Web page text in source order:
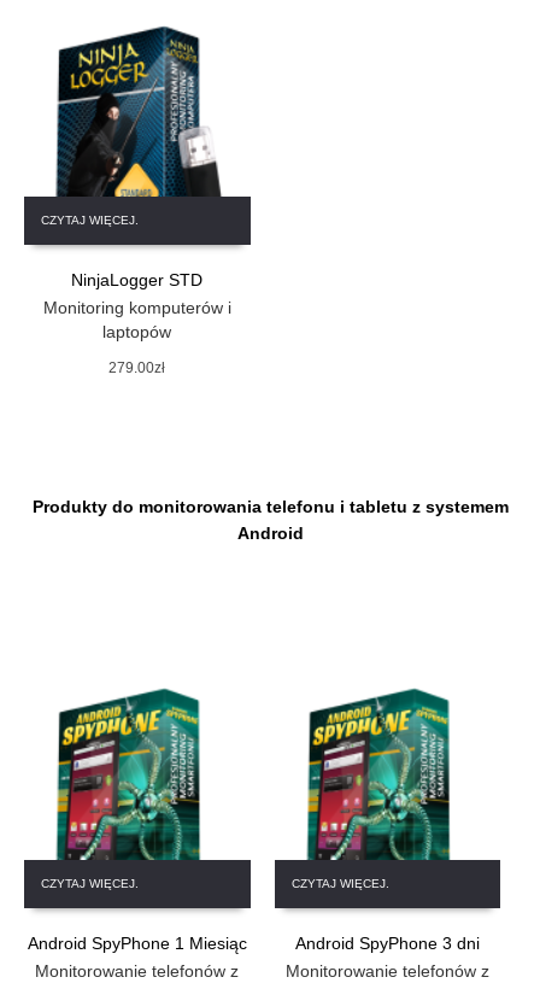
CZYTAJ WIĘCEJ.
NinjaLogger STD
Monitoring komputerów i
laptopów
279.00zł
Produkty do monitorowania telefonu i tabletu z systemem
Android
CZYTAJ WIĘCEJ.
Android SpyPhone 1 Miesiąc
Monitorowanie telefonów z
CZYTAJ WIĘCEJ.
Android SpyPhone 3 dni
Monitorowanie telefonów z